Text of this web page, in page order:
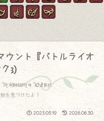
ウント『バトルライオ
3)
today.
を見つけたよ！
2023.05.19 2026.06.30